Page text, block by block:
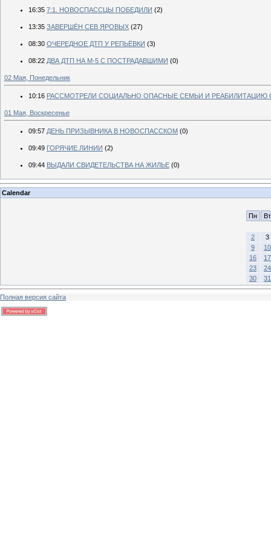
16:35 7:1. НОВОСПАССЦЫ ПОБЕДИЛИ (2)
13:35 ЗАВЕРШЁН СЕВ ЯРОВЫХ (27)
08:30 ОЧЕРЕДНОЕ ДТП У РЕПЬЁВКИ (3)
08:22 ДВА ДТП НА М-5 С ПОСТРАДАВШИМИ (0)
02 Мая, Понедельник
10:16 РАССМОТРЕЛИ СОЦИАЛЬНО ОПАСНЫЕ СЕМЬИ И РЕАБИЛИТАЦИЮ
01 Мая, Воскресенье
09:57 ДЕНЬ ПРИЗЫВНИКА В НОВОСПАССКОМ (0)
09:49 ГОРЯЧИЕ ЛИНИИ (2)
09:44 ВЫДАЛИ СВИДЕТЕЛЬСТВА НА ЖИЛЬЕ (0)
Calendar
Пн Вт
2
3
9
10
16
17
23
24
30
31
Полная версия сайта